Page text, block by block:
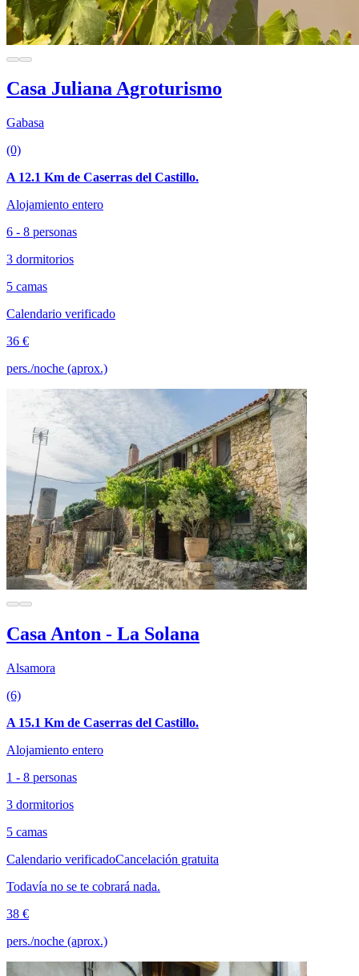
Casa Juliana Agroturismo
Gabasa
(0)
A 12.1 Km de Caserras del Castillo.
Alojamiento entero
6 - 8 personas
3 dormitorios
5 camas
Calendario verificado
36 €
pers./noche (aprox.)
Casa Anton - La Solana
Alsamora
(6)
A 15.1 Km de Caserras del Castillo.
Alojamiento entero
1 - 8 personas
3 dormitorios
5 camas
Calendario verificadoCancelación gratuita
Todavía no se te cobrará nada.
38 €
pers./noche (aprox.)